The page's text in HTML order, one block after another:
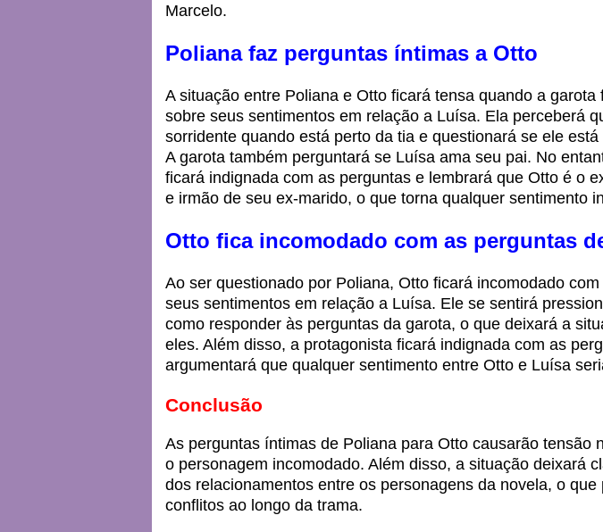
Marcelo.
Poliana faz perguntas íntimas a Otto
A situação entre Poliana e Otto ficará tensa quando a garota
sobre seus sentimentos em relação a Luísa. Ela perceberá
sorridente quando está perto da tia e questionará se ele
A garota também perguntará se Luísa ama seu pai. No
ficará indignada com as perguntas e lembrará que Otto é o
e irmão de seu ex-marido, o que torna qualquer sentimento
Otto fica incomodado com as perguntas
Ao ser questionado por Poliana, Otto ficará incomodado
seus sentimentos em relação a Luísa. Ele se sentirá
como responder às perguntas da garota, o que deixará a
eles. Além disso, a protagonista ficará indignada com as
argumentará que qualquer sentimento entre Otto e Luísa
Conclusão
As perguntas íntimas de Poliana para Otto causarão tensão
o personagem incomodado. Além disso, a situação deixará
dos relacionamentos entre os personagens da novela, o
conflitos ao longo da trama.